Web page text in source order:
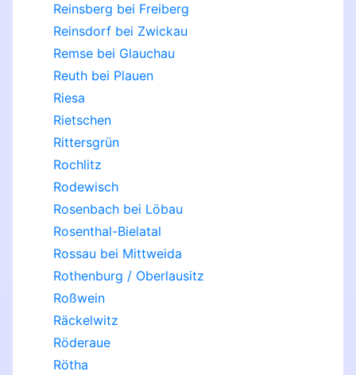
Reinsberg bei Freiberg
Reinsdorf bei Zwickau
Remse bei Glauchau
Reuth bei Plauen
Riesa
Rietschen
Rittersgrün
Rochlitz
Rodewisch
Rosenbach bei Löbau
Rosenthal-Bielatal
Rossau bei Mittweida
Rothenburg / Oberlausitz
Roßwein
Räckelwitz
Röderaue
Rötha